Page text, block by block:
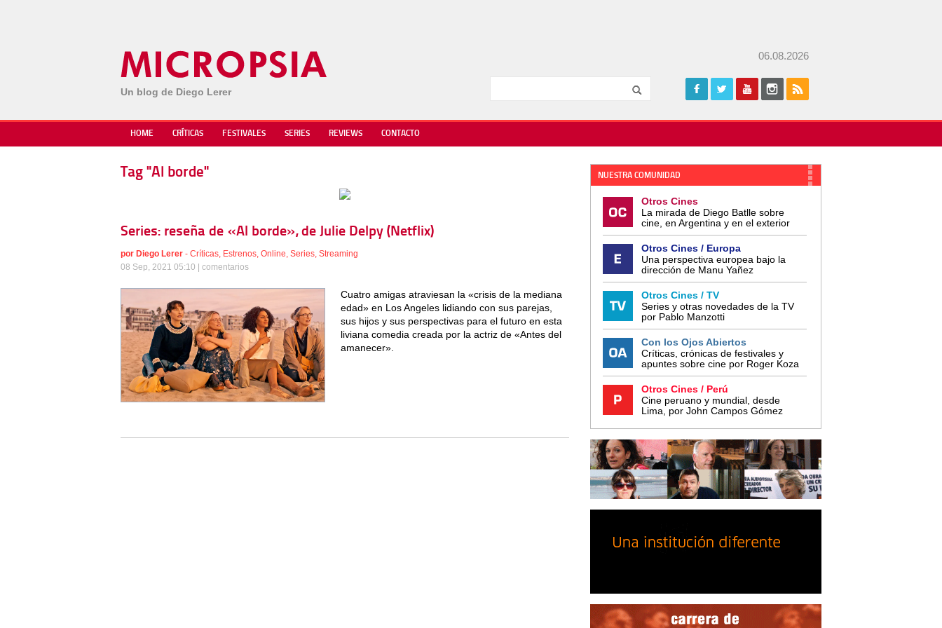
Un blog de Diego Lerer
06.08.2026
HOME CRÍTICAS FESTIVALES SERIES REVIEWS CONTACTO
Tag "Al borde"
Series: reseña de «Al borde», de Julie Delpy (Netflix)
por Diego Lerer - Críticas, Estrenos, Online, Series, Streaming
08 Sep, 2021 05:10 | comentarios
Cuatro amigas atraviesan la «crisis de la mediana
edad» en Los Angeles lidiando con sus parejas,
sus hijos y sus perspectivas para el futuro en esta
liviana comedia creada por la actriz de «Antes del
amanecer».
NUESTRA COMUNIDAD
Otros Cines
La mirada de Diego Batlle sobre
cine, en Argentina y en el exterior
Otros Cines / Europa
Una perspectiva europea bajo la
dirección de Manu Yañez
Otros Cines / TV
Series y otras novedades de la TV
por Pablo Manzotti
Con los Ojos Abiertos
Críticas, crónicas de festivales y
apuntes sobre cine por Roger Koza
Otros Cines / Perú
Cine peruano y mundial, desde
Lima, por John Campos Gómez